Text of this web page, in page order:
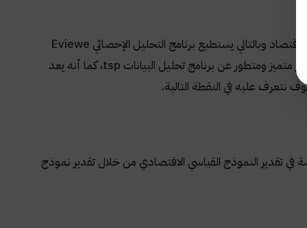
وبالتالي يستطيع برنامج التحليل الإحصائي Eviewe
متميز ومتطور عن برنامج تحليل البيانات tsp، كما أنه يعد
نتعرف عليه في النقطة التالية.
تقدير النموذج القياسي الاقتصادي من خلال تقدير نموذج